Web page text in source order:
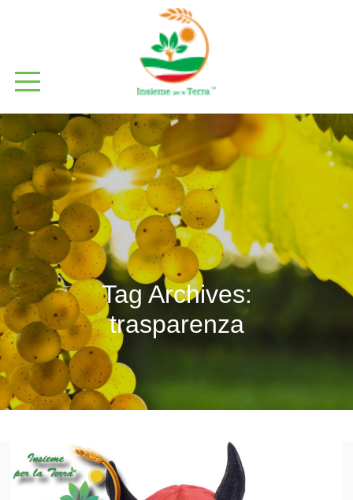
Tag Archives:
trasparenza